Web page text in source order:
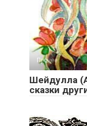
Прочее..
Шейдулла
сказки